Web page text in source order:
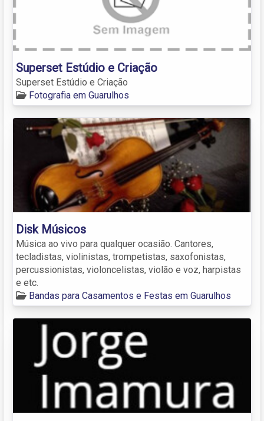
Superset Estúdio e Criação
Superset Estúdio e Criação
Fotografia em Guarulhos
Disk Músicos
Música ao vivo para qualquer ocasião. Cantores,
tecladistas, violinistas, trompetistas, saxofonistas,
percussionistas, violoncelistas, violão e voz, harpistas
e etc.
Bandas para Casamentos e Festas em Guarulhos